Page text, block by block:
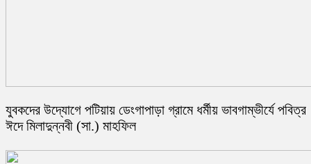
যুবকদের উদ্যোগে পটিয়ায় ডেংগাপাড়া গ্রামে ধর্মীয় ভাবগাম্ভীর্যে পবিত্র
ঈদে মিলাদুন্নবী (সা.) মাহফিল